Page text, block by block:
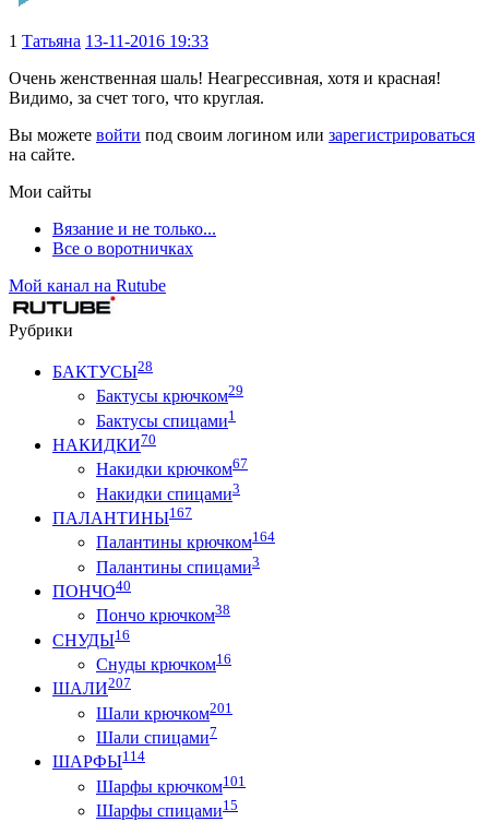
1 Татьяна 13-11-2016 19:33
Очень женственная шаль! Неагрессивная, хотя и красная!
Видимо, за счет того, что круглая.
Вы можете войти под своим логином или зарегистрироваться
на сайте.
Мои сайты
Вязание и не только...
Все о воротничках
Мой канал на Rutube
Рубрики
БАКТУСЫ28
Бактусы крючком29
Бактусы спицами1
НАКИДКИ70
Накидки крючком67
Накидки спицами3
ПАЛАНТИНЫ167
Палантины крючком164
Палантины спицами3
ПОНЧО40
Пончо крючком38
СНУДЫ16
Снуды крючком16
ШАЛИ207
Шали крючком201
Шали спицами7
ШАРФЫ114
Шарфы крючком101
Шарфы спицами15